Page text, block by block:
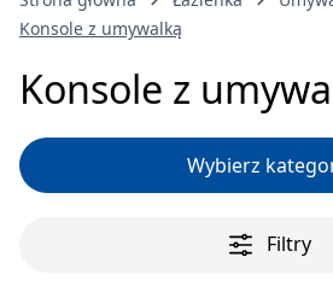
Konsole z umywalką
Konsole z
Wybierz
Filtry